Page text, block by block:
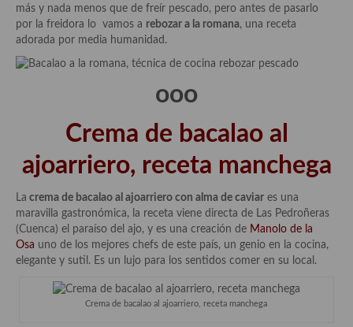
más y nada menos que de freír pescado, pero antes de pasarlo
por la freidora lo vamos a rebozar a la romana, una receta
adorada por media humanidad.
ooo
Crema de bacalao al
ajoarriero, receta manchega
La crema de bacalao al ajoarriero con alma de caviar es una
maravilla gastronómica, la receta viene directa de Las Pedroñeras
(Cuenca) el paraíso del ajo, y es una creación de Manolo de la
Osa uno de los mejores chefs de este país, un genio en la cocina,
elegante y sutil. Es un lujo para los sentidos comer en su local.
Crema de bacalao al ajoarriero, receta manchega